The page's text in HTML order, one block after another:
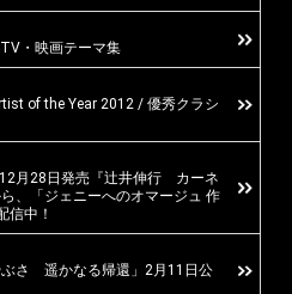
・映画テーマ集
of the Year 2012 / 優秀クラシ
月28日発売『辻井伸行 カーネ
、「ジェニーへのオマージュ 作
信中！
さ 遥かなる帰還」2月11日公